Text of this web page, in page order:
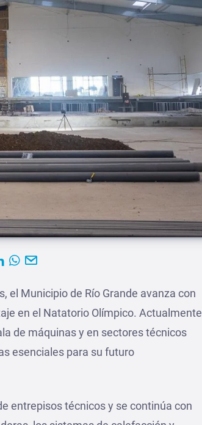
el Municipio de Río Grande avanza con
en el Natatorio Olímpico. Actualmente
de máquinas y en sectores técnicos
esenciales para su futuro
entrepisos técnicos y se continúa con